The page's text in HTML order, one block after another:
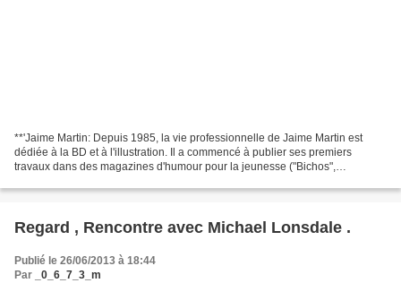
**'Jaime Martin: Depuis 1985, la vie professionnelle de Jaime Martin est
dédiée à la BD et à l'illustration. Il a commencé à publier ses premiers
travaux dans des magazines d'humour pour la jeunesse ("Bichos",
Regard , Rencontre avec Michael Lonsdale .
Publié le 26/06/2013 à 18:44
Par
_0_6_7_3_m